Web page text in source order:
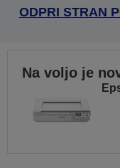
ODPRI STRAN
Na voljo je